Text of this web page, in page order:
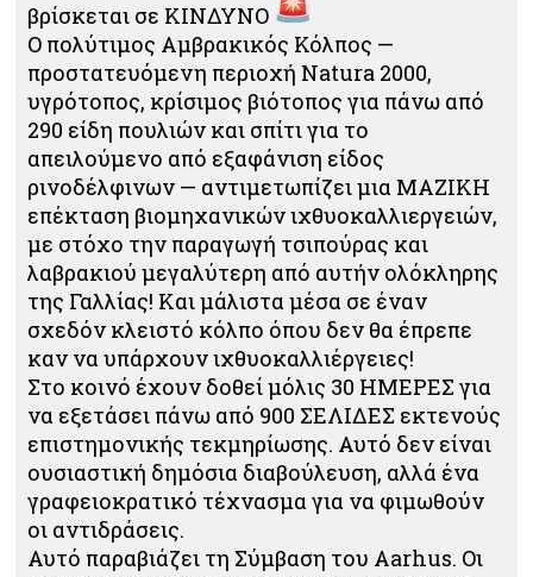
βρίσκεται σε ΚΙΝΔΥΝΟ
Ο πολύτιμος Αμβρακικός Κόλπος —
προστατευόμενη περιοχή Natura 2000,
υγρότοπος, κρίσιμος βιότοπος για πάνω από
290 είδη πουλιών και σπίτι για το
απειλούμενο από εξαφάνιση είδος
ρινοδέλφινων — αντιμετωπίζει μια ΜΑΖΙΚΗ
επέκταση βιομηχανικών ιχθυοκαλλιεργειών,
με στόχο την παραγωγή τσιπούρας και
λαβρακιού μεγαλύτερη από αυτήν ολόκληρης
της Γαλλίας! Και μάλιστα μέσα σε έναν
σχεδόν κλειστό κόλπο όπου δεν θα έπρεπε
καν να υπάρχουν ιχθυοκαλλιέργειες!
Στο κοινό έχουν δοθεί μόλις 30 ΗΜΕΡΕΣ για
να εξετάσει πάνω από 900 ΣΕΛΙΔΕΣ εκτενούς
επιστημονικής τεκμηρίωσης. Αυτό δεν είναι
ουσιαστική δημόσια διαβούλευση, αλλά ένα
γραφειοκρατικό τέχνασμα για να φιμωθούν
οι αντιδράσεις.
Αυτό παραβιάζει τη Σύμβαση του Aarhus. Οι